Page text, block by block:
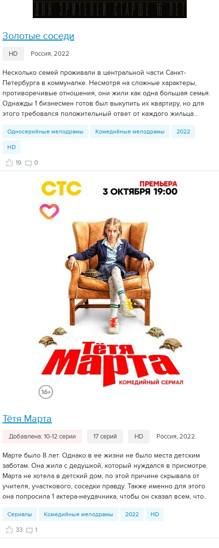
Золотые соседи
HD Россия, 2022
Несколько семей проживали в центральной части Санкт-
Петербурга в коммуналке. Несмотря на сложные характеры,
противоречивые отношения, они жили как одна большая семья.
Однажды 1 бизнесмен готов был выкупить их квартиру, но для
этого требовался положительный ответ от каждого жильца...
Односерийные мелодрамы Комедийные мелодрамы 2022
HD
19 0
Тётя Марта
Добавлена: 10-12 серии 17 серий HD Россия, 2022
Марте было 8 лет. Однако в ее жизни не было места детским
заботам. Она жила с дедушкой, который нуждался в присмотре.
Марта не хотела в детский дом, по этой причине скрывала от
учителя, участкового, соседки правду. Также именно для этого
она попросила 1 актера-неудачника, чтобы он сказал всем, что..
Сериалы Комедийные мелодрамы 2022 HD
33 1